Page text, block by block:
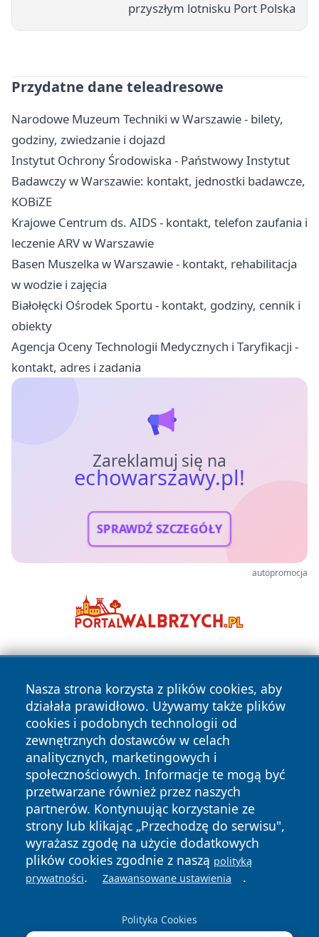
przyszłym lotnisku Port Polska
Przydatne dane teleadresowe
Narodowe Muzeum Techniki w Warszawie - bilety,
godziny, zwiedzanie i dojazd
Instytut Ochrony Środowiska - Państwowy Instytut
Badawczy w Warszawie: kontakt, jednostki badawcze,
KOBiZE
Krajowe Centrum ds. AIDS - kontakt, telefon zaufania i
leczenie ARV w Warszawie
Basen Muszelka w Warszawie - kontakt, rehabilitacja
w wodzie i zajęcia
Białołęcki Ośrodek Sportu - kontakt, godziny, cennik i
obiekty
Agencja Oceny Technologii Medycznych i Taryfikacji -
kontakt, adres i zadania
Zareklamuj się na
echowarszawy.pl!
SPRAWDŹ SZCZEGÓŁY
autopromocja
Nasza strona korzysta z plików cookies, aby
działała prawidłowo. Używamy także plików
cookies i podobnych technologii od
zewnętrznych dostawców w celach
analitycznych, marketingowych i
społecznościowych. Informacje te mogą być
przetwarzane również przez naszych
partnerów. Kontynuując korzystanie ze
strony lub klikając „Przechodzę do serwisu",
wyrażasz zgodę na użycie dodatkowych
plików cookies zgodnie z naszą polityką
prywatności. Zaawansowane ustawienia .
Polityka Cookies
Copyright © 2026 echowarszawy.pl Wszystkie prawa
zastrzeżone.
News Autorzy
Polityka
Prywatności
Polityka
Cookies